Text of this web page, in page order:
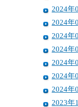
2024年
2024年
2024年
2024年
2024年
2024年
2024年
2023年